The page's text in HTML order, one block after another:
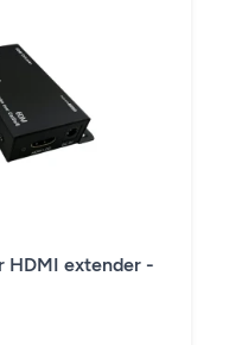
HDMI extender -